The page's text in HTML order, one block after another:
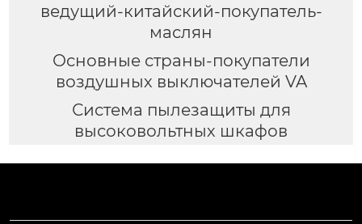
ведущий-китайский-покупатель-
маслян
Основные страны-покупатели
воздушных выключателей VA
Система пылезащиты для
высоковольтных шкафов